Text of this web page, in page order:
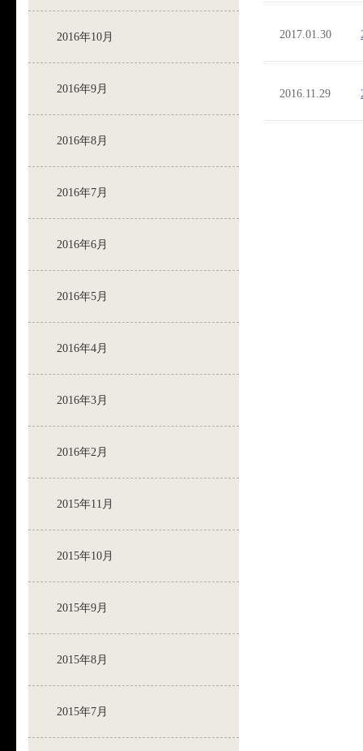
2017.01.30
2016.11.29
2016年10月
2016年9月
2016年8月
2016年7月
2016年6月
2016年5月
2016年4月
2016年3月
2016年2月
2015年11月
2015年10月
2015年9月
2015年8月
2015年7月